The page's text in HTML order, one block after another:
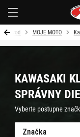
Úvod MOJE MOTO
KAWASAKI
SPRÁVNY
Vyberte postupne
Značka